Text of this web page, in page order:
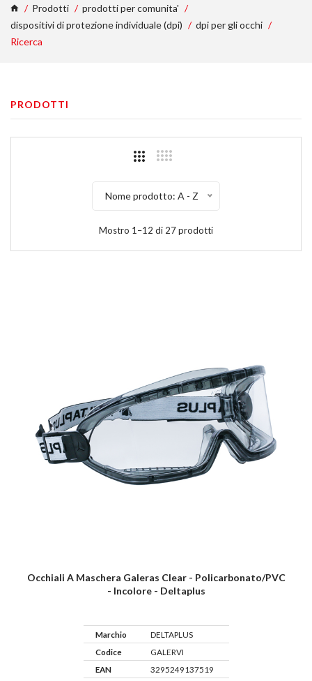
Prodotti
prodotti per comunita'
dispositivi di protezione individuale (dpi)
dpi per gli occhi
Ricerca
PRODOTTI
Nome prodotto: A - Z
Mostro 1–12 di 27 prodotti
Occhiali A Maschera Galeras Clear - Policarbonato/PVC
- Incolore - Deltaplus
Marchio
DELTAPLUS
Codice
GALERVI
EAN
3295249137519